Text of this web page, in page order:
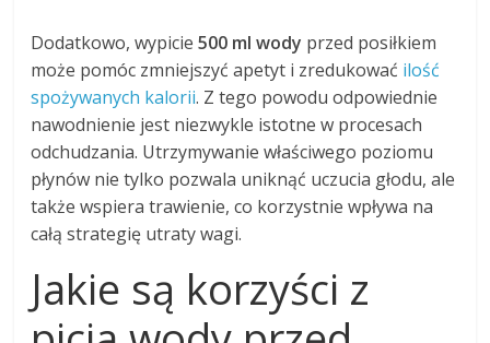
Dodatkowo, wypicie500 ml wody przed posiłkiem
może pomóc zmniejszyć apetyt i zredukować ilość
spożywanych kalorii. Z tego powodu odpowiednie
nawodnienie jest niezwykle istotne w procesach
odchudzania. Utrzymywanie właściwego poziomu
płynów nie tylko pozwala uniknąć uczucia głodu, ale
także wspiera trawienie, co korzystnie wpływa na
całą strategię utraty wagi.
Jakie są korzyści z